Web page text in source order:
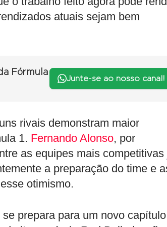
atuais sejam bem
Fórmula
Junte-se ao nosso canal!
rivais demonstram maior
1. Fernando Alonso, por
as equipes mais competitivas
a preparação do time e
otimismo.
prepara para um novo capítulo